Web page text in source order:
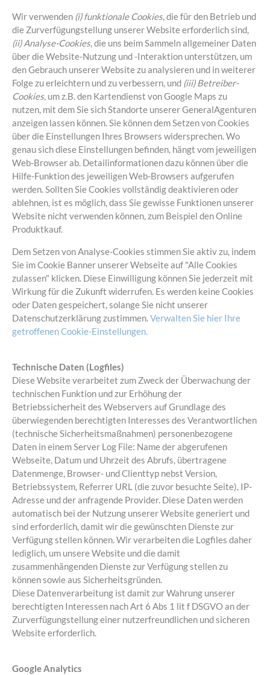
Wir verwenden (i) funktionale Cookies, die für den Betrieb und
die Zurverfügungstellung unserer Website erforderlich sind,
(ii) Analyse-Cookies, die uns beim Sammeln allgemeiner Daten
über die Website-Nutzung und -Interaktion unterstützen, um
den Gebrauch unserer Website zu analysieren und in weiterer
Folge zu erleichtern und zu verbessern, und (iii) Betreiber-
Cookies, um z.B. den Kartendienst von Google Maps zu
nutzen, mit dem Sie sich Standorte unserer GeneralAgenturen
anzeigen lassen können. Sie können dem Setzen von Cookies
über die Einstellungen Ihres Browsers widersprechen. Wo
genau sich diese Einstellungen befinden, hängt vom jeweiligen
Web-Browser ab. Detailinformationen dazu können über die
Hilfe-Funktion des jeweiligen Web-Browsers aufgerufen
werden. Sollten Sie Cookies vollständig deaktivieren oder
ablehnen, ist es möglich, dass Sie gewisse Funktionen unserer
Website nicht verwenden können, zum Beispiel den Online
Produktkauf.
Dem Setzen von Analyse-Cookies stimmen Sie aktiv zu, indem
Sie im Cookie Banner unserer Webseite auf "Alle Cookies
zulassen" klicken. Diese Einwilligung können Sie jederzeit mit
Wirkung für die Zukunft widerrufen. Es werden keine Cookies
oder Daten gespeichert, solange Sie nicht unserer
Datenschutzerklärung zustimmen.Verwalten Sie hier Ihre
getroffenen Cookie-Einstellungen.
Technische Daten (Logfiles)
Diese Website verarbeitet zum Zweck der Überwachung der
technischen Funktion und zur Erhöhung der
Betriebssicherheit des Webservers auf Grundlage des
überwiegenden berechtigten Interesses des Verantwortlichen
(technische Sicherheitsmaßnahmen) personenbezogene
Daten in einem Server Log File: Name der abgerufenen
Webseite, Datum und Uhrzeit des Abrufs, übertragene
Datenmenge, Browser- und Clienttyp nebst Version,
Betriebssystem, Referrer URL (die zuvor besuchte Seite), IP-
Adresse und der anfragende Provider. Diese Daten werden
automatisch bei der Nutzung unserer Website generiert und
sind erforderlich, damit wir die gewünschten Dienste zur
Verfügung stellen können. Wir verarbeiten die Logfiles daher
lediglich, um unsere Website und die damit
zusammenhängenden Dienste zur Verfügung stellen zu
können sowie aus Sicherheitsgründen.
Diese Datenverarbeitung ist damit zur Wahrung unserer
berechtigten Interessen nach Art 6 Abs 1 lit f DSGVO an der
Zurverfügungstellung einer nutzerfreundlichen und sicheren
Website erforderlich.
Google Analytics